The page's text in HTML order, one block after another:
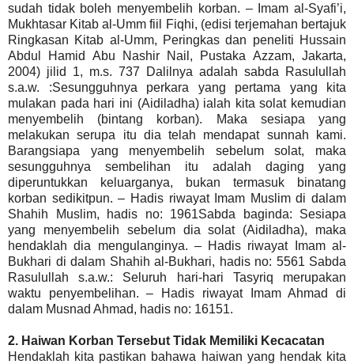
sudah tidak boleh menyembelih korban. – Imam al-Syafi’i,
Mukhtasar Kitab al-Umm fiil Fiqhi, (edisi terjemahan bertajuk
Ringkasan Kitab al-Umm, Peringkas dan peneliti Hussain
Abdul Hamid Abu Nashir Nail, Pustaka Azzam, Jakarta,
2004) jilid 1, m.s. 737 Dalilnya adalah sabda Rasulullah
s.a.w. :Sesungguhnya perkara yang pertama yang kita
mulakan pada hari ini (Aidiladha) ialah kita solat kemudian
menyembelih (bintang korban). Maka sesiapa yang
melakukan serupa itu dia telah mendapat sunnah kami.
Barangsiapa yang menyembelih sebelum solat, maka
sesungguhnya sembelihan itu adalah daging yang
diperuntukkan keluarganya, bukan termasuk binatang
korban sedikitpun. – Hadis riwayat Imam Muslim di dalam
Shahih Muslim, hadis no: 1961Sabda baginda: Sesiapa
yang menyembelih sebelum dia solat (Aidiladha), maka
hendaklah dia mengulanginya. – Hadis riwayat Imam al-
Bukhari di dalam Shahih al-Bukhari, hadis no: 5561 Sabda
Rasulullah s.a.w.: Seluruh hari-hari Tasyriq merupakan
waktu penyembelihan. – Hadis riwayat Imam Ahmad di
dalam Musnad Ahmad, hadis no: 16151.
2. Haiwan Korban Tersebut Tidak Memiliki Kecacatan
Hendaklah kita pastikan bahawa haiwan yang hendak kita